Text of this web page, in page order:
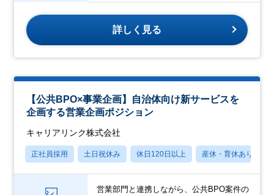
詳しく見る
【公共BPO×事業企画】自治体向け新サービスを
企画する営業企画ポジション
キャリアリンク株式会社
正社員採用 土日祝休み 休日120日以上 産休・育休あり
営業部門と連携しながら、公共BPO案件の